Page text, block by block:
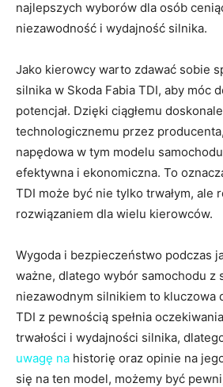
⁣najlepszych wyborów ⁤dla ⁤osób
⁣niezawodność i wydajność ​silnika.
Jako kierowcy warto ‌zdawać sobie‌
⁢silnika ⁤w⁣ Skoda Fabia‍ TDI, aby⁢ móc
potencjał. Dzięki ciągłemu
technologicznemu⁤ przez
napędowa w ​tym modelu⁤
efektywna​ i‍ ekonomiczna. To
⁣TDI może być nie ⁣tylko trwałym,⁤ ale
rozwiązaniem dla⁣ wielu kierowców.
Wygoda i bezpieczeństwo ⁢podczas‌
ważne, ⁢dlatego ⁢wybór samochodu z
niezawodnym silnikiem to kluczowa⁤
TDI z pewnością spełnia
trwałości i ​wydajności silnika,​
uwagę na historię ⁣oraz opinie⁣ na
się na ten ​model, możemy być